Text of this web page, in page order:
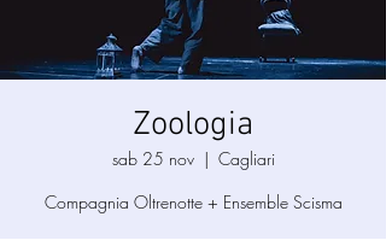
Zoologia
sab 25 nov
  |
Cagliari
Compagnia Oltrenotte + Ensemble Scisma